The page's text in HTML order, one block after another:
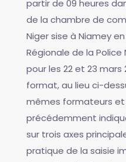
partir de 09 heures
de la chambre de
Niger sise à Niamey
Régionale de la
pour les 22 et 23
format, au lieu ci-
mêmes formateurs
précédemment
sur trois axes
pratique de la saisie